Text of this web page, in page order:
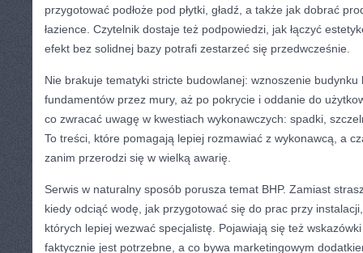
przygotować podłoże pod płytki, gładź, a także jak dobrać
łazience. Czytelnik dostaje też podpowiedzi, jak łączyć
efekt bez solidnej bazy potrafi zestarzeć się przedwcześnie.
Nie brakuje tematyki stricte budowlanej: wznoszenie budynku
fundamentów przez mury, aż po pokrycie i oddanie do
co zwracać uwagę w kwestiach wykonawczych: spadki,
To treści, które pomagają lepiej rozmawiać z wykonawcą, a
zanim przerodzi się w wielką awarię.
Serwis w naturalny sposób porusza temat BHP. Zamiast
kiedy odciąć wodę, jak przygotować się do prac przy
których lepiej wezwać specjalistę. Pojawiają się też
faktycznie jest potrzebne, a co bywa marketingowym